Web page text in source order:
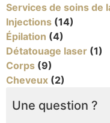
Services de soins de
Injections (14)
Épilation (4)
Détatouage laser (1)
Corps (9)
Cheveux (2)
Une question ?